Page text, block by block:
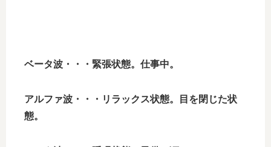
ベータ波・・・緊張状態。仕事中。
アルファ波・・・リラックス状態。目を閉じた状
態。